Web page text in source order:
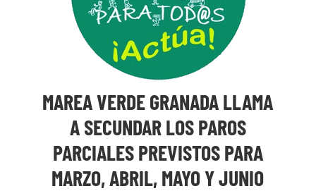
MAREA VERDE GRANADA LLAMA
A SECUNDAR LOS PAROS
PARCIALES PREVISTOS PARA
MARZO, ABRIL, MAYO Y JUNIO